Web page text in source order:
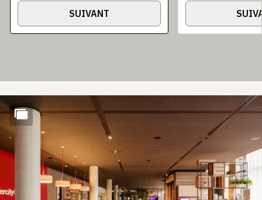
SUIVANT